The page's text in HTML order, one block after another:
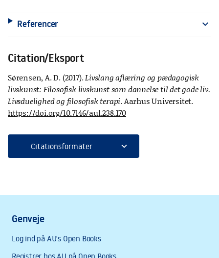
Referencer expand_more
Citation/Eksport
Sørensen, A. D. (2017).Livslang aflæring og pædagogisk
livskunst: Filosofisk livskunst som dannelse til det gode liv.
Livsduelighed og filosofisk terapi. Aarhus Universitet.
https://doi.org/10.7146/aul.238.170
Citationsformater expand_more